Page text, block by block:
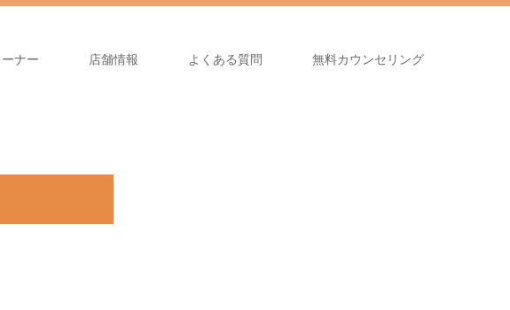
ーナー 店舗情報 よくある質問 無料カウンセリング